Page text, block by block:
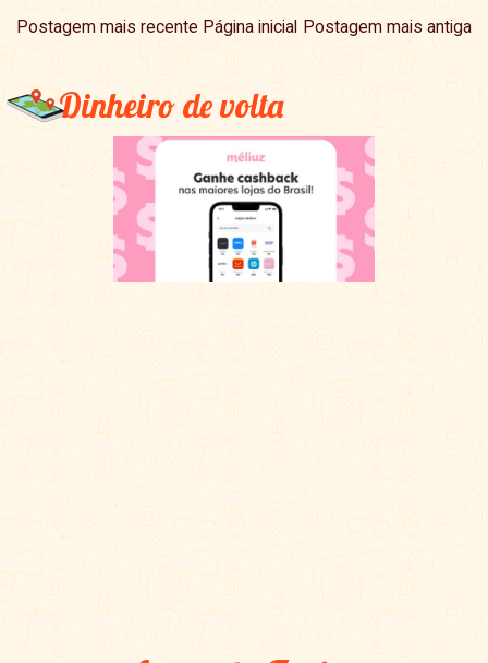
Postagem mais recente Postagem mais antiga
Página inicial
Dinheiro de volta